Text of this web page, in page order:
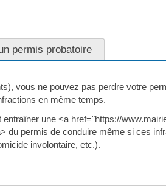
permis probatoire
vous ne pouvez pas perdre votre
en même temps.
entraîner une <a href="https://
du permis de conduire même si ces
involontaire, etc.).